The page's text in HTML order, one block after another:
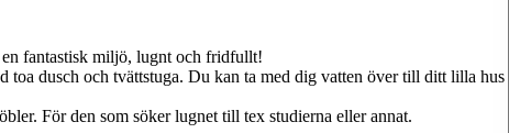
fantastisk miljö, lugnt och fridfullt!
toa dusch och tvättstuga. Du kan ta med dig vatten över till ditt lilla hus
För den som söker lugnet till tex studierna eller annat.